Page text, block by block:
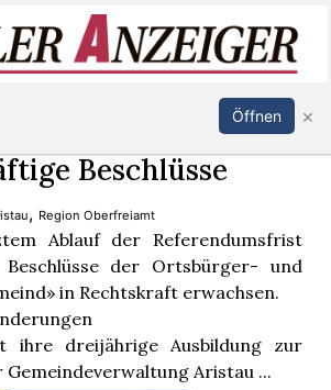
Abonnieren Anmelden
Beschlüsse
, Region Oberfreiamt
Ablauf der Referendumsfrist
der Ortsbürger- und
in Rechtskraft erwachsen.
ihre dreijährige Ausbildung zur
Gemeindeverwaltung Aristau ...
Öffnen ×